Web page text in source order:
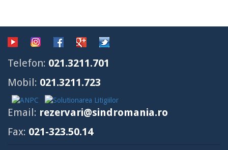
Telefon: 021.3211.701
Mobil: 021.3211.723
Email: rezervari@sindromania.ro
Fax: 021-323.50.14